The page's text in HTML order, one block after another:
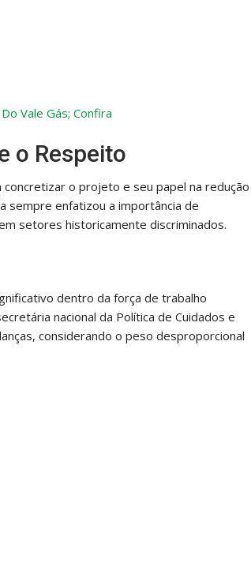
Vale Gás; Confira
o Respeito
o projeto e seu papel na redução
sempre enfatizou a importância de
setores historicamente discriminados.
dentro da força de trabalho
nacional da Política de Cuidados e
considerando o peso desproporcional